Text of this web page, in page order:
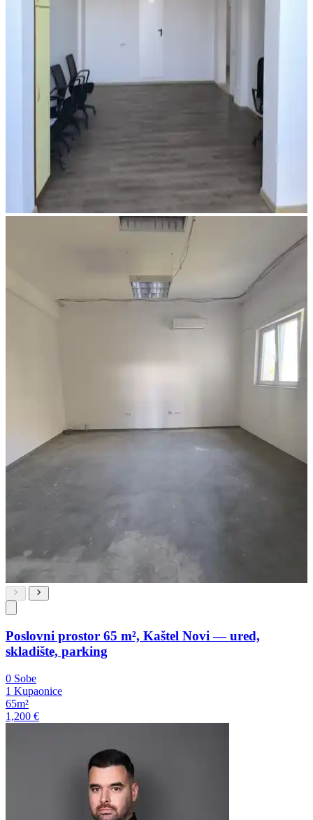
Poslovni prostor 65 m², Kaštel Novi — ured,
skladište, parking
0 Sobe
1 Kupaonice
65m²
1,200 €